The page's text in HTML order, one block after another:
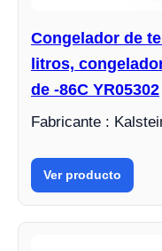
Congelador de
litros,
de -86C YR05302
Fabricante :
Ver producto